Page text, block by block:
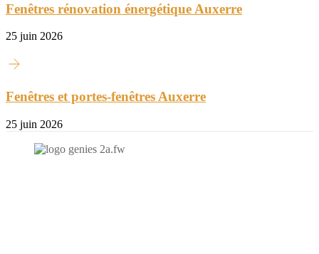
Fenêtres rénovation énergétique Auxerre
25 juin 2026
Fenêtres et portes-fenêtres Auxerre
25 juin 2026